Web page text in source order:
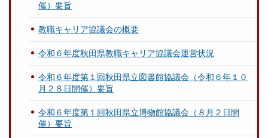
催）要旨
教職キャリア協議会の概要
令和６年度秋田県教職キャリア協議会運営状況
令和６年度第１回秋田県立図書館協議会（令和６年１０
月２８日開催）要旨
令和６年度第１回秋田県立博物館協議会（８月２日開
催）要旨